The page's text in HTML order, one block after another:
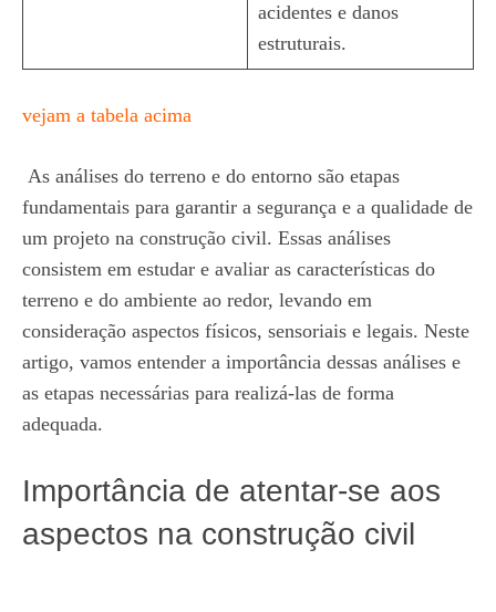
acidentes e danos
estruturais.
vejam a tabela acima
As análises do terreno e do entorno são etapas
fundamentais para garantir a segurança e a qualidade de
um projeto na construção civil. Essas análises
consistem em estudar e avaliar as características do
terreno e do ambiente ao redor, levando em
consideração aspectos físicos, sensoriais e legais. Neste
artigo, vamos entender a importância dessas análises e
as etapas necessárias para realizá-las de forma
adequada.
Importância de atentar-se aos
aspectos na construção civil